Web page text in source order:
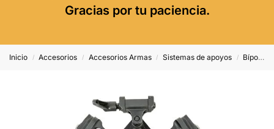
Gracias por tu paciencia.
Inicio / Accesorios / Accesorios Armas / Sistemas de apoyos / Bípodes